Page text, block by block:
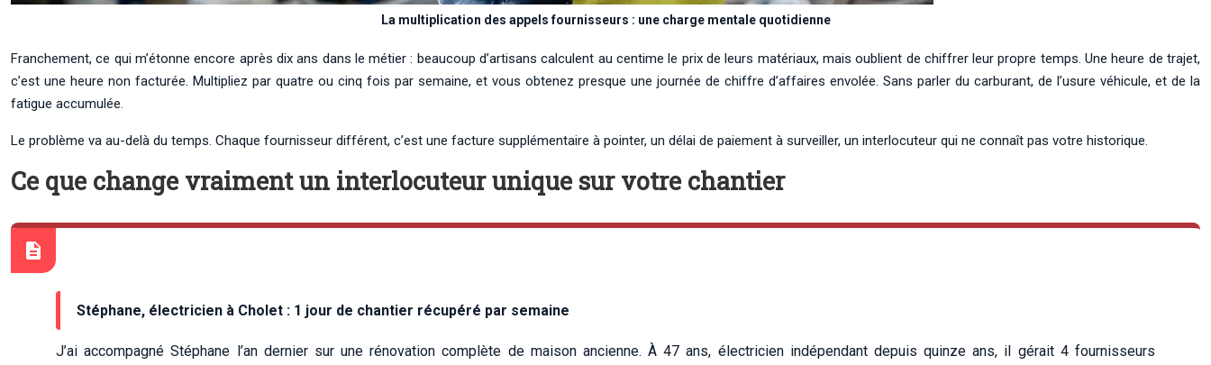
La multiplication des appels fournisseurs : une charge mentale quotidienne
Franchement, ce qui m’étonne encore après dix ans dans le métier : beaucoup d’artisans calculent au centime le prix de leurs matériaux, mais oublient de chiffrer leur propre temps. Une heure de trajet,
c’est une heure non facturée. Multipliez par quatre ou cinq fois par semaine, et vous obtenez presque une journée de chiffre d’affaires envolée. Sans parler du carburant, de l’usure véhicule, et de la
fatigue accumulée.
Le problème va au-delà du temps. Chaque fournisseur différent, c’est une facture supplémentaire à pointer, un délai de paiement à surveiller, un interlocuteur qui ne connaît pas votre historique.
Ce que change vraiment un interlocuteur unique sur votre chantier
Stéphane, électricien à Cholet : 1 jour de chantier récupéré par semaine
J’ai accompagné Stéphane l’an dernier sur une rénovation complète de maison ancienne. À 47 ans, électricien indépendant depuis quinze ans, il gérait 4 fournisseurs